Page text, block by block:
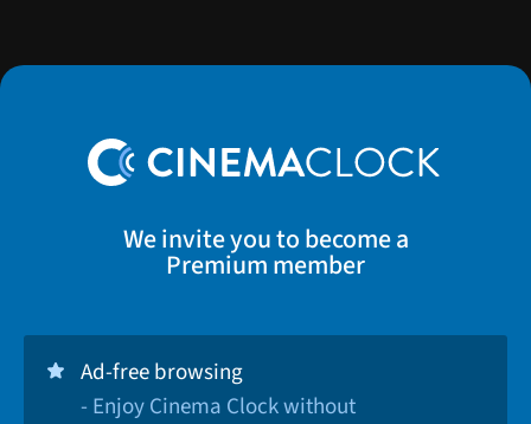
We invite you to become a
Premium member
Ad-free browsing
- Enjoy Cinema Clock without